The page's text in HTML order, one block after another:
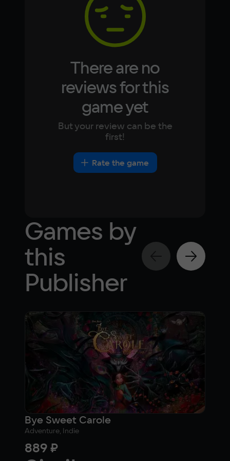
Video card
GeForce GTX 1080
DirectX(R): 11, Звуковая карта: совместимая
Japanese
There are no
reviews for this
game yet
But your review can be the
first!
Rate the game
Games by
this
Publisher
Bye Sweet Carole
Adventure, Indie
889 ₽